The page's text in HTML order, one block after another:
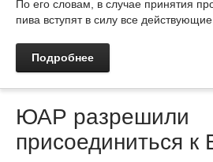
По его словам, в случае принятия
пива вступят в силу все
Подробнее
ЮАР разрешили
присоединиться к